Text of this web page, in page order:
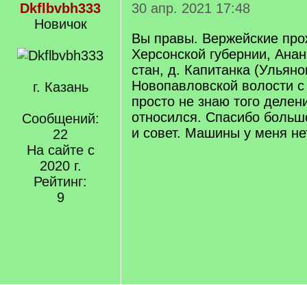
Dkflbvbh333
Новичок
г. Казань
Сообщений:
22
На сайте с
2020 г.
Рейтинг:
9
30 апр. 2021 17:48
Вы правы. Вержейские
Херсонской губернии,
стан, д. Капитанка
Новопавловской волости
просто не знаю того
относился. Спасибо
и совет. Машины у меня